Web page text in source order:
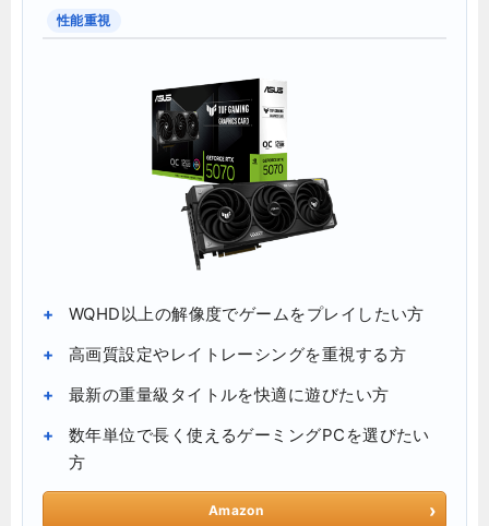
性能重視
WQHD以上の解像度でゲームをプレイしたい方
高画質設定やレイトレーシングを重視する方
最新の重量級タイトルを快適に遊びたい方
数年単位で長く使えるゲーミングPCを選びたい
方
Amazon